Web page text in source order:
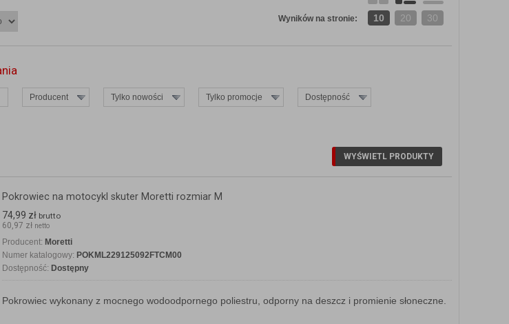
Wyników na stronie: 10 20 30
Producent Tylko nowości Tylko promocje Dostępność
Pokrowiec na motocykl skuter Moretti rozmiar M
74,99 zł brutto
60,97 zł netto
Producent: Moretti
Numer katalogowy: POKML229125092FTCM00
Dostępność: Dostępny
Pokrowiec wykonany z mocnego wodoodpornego poliestru, odporny na deszcz i promienie słoneczne.